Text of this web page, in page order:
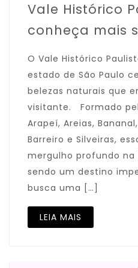
Vale Histórico
conheça mais
O Vale Histórico
estado de São Paulo
belezas naturais que
visitante. Formado
Arapeí, Areias,
Barreiro e Silveiras,
mergulho profundo na
sendo um destino
busca uma […]
LEIA MAIS